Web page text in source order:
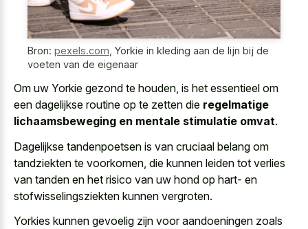
Bron: pexels.com Yorkie in kleding aan de lijn bij de
voeten van de eigenaar
Om uw Yorkie gezond te houden, is het essentieel om
een dagelijkse routine op te zetten die regelmatige
lichaamsbeweging en mentale stimulatie omvat.
Dagelijkse tandenpoetsen is van cruciaal belang om
tandziekten te voorkomen, die kunnen leiden tot verlies
van tanden en het risico van uw hond op hart- en
stofwisselingsziekten kunnen vergroten.
Yorkies kunnen gevoelig zijn voor aandoeningen zoals